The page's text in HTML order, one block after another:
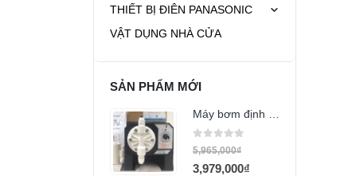
THIẾT BỊ ĐIÊN PANASONIC
VẬT DỤNG NHÀ CỬA
SẢN PHẨM MỚI
Máy bơm định lượng HANNA BL3
0 out of 5
5,965,000₫
3,979,000₫